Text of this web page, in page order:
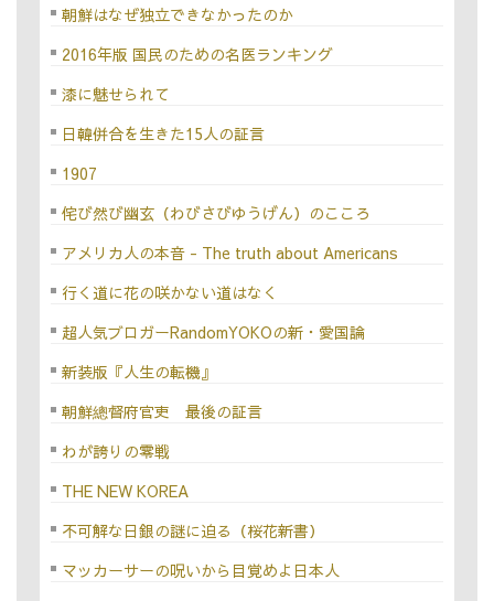
朝鮮はなぜ独立できなかったのか
2016年版 国民のための名医ランキング
漆に魅せられて
日韓併合を生きた15人の証言
1907
侘び然び幽玄（わびさびゆうげん）のこころ
アメリカ人の本音 - The truth about Americans
行く道に花の咲かない道はなく
超人気ブロガーRandomYOKOの新・愛国論
新装版『人生の転機』
朝鮮總督府官吏 最後の証言
わが誇りの零戦
THE NEW KOREA
不可解な日銀の謎に迫る（桜花新書）
マッカーサーの呪いから目覚めよ日本人